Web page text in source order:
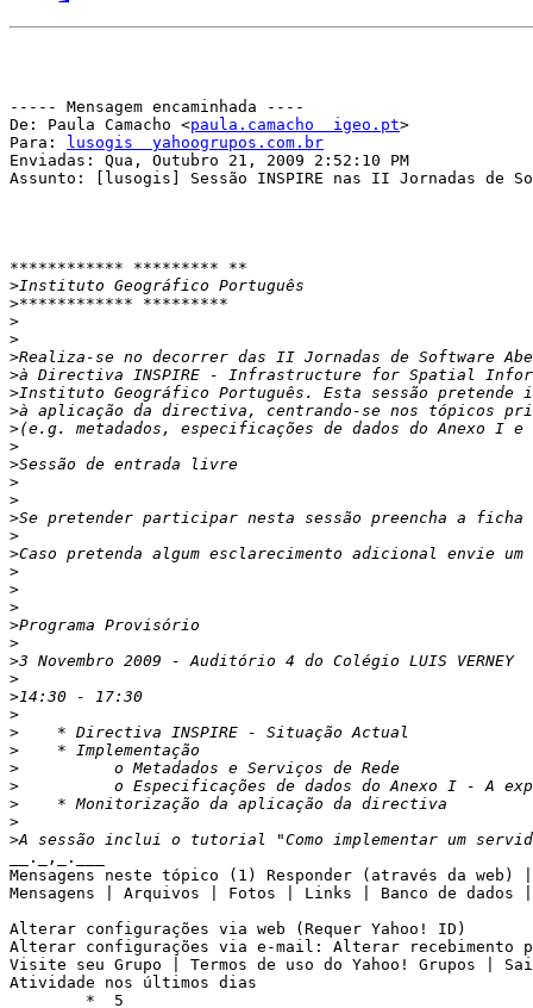
----- Mensagem encaminhada ----
De: Paula Camacho <paula.camacho  igeo.pt>
Para:
lusogis  yahoogrupos.com.br
Enviadas: Qua, Outubro 21, 2009 2:52:10 PM
Assunto: [lusogis] Sessão INSPIRE nas II Jornadas de
************ ********* **
>
>
>
>
>Realiza-se no decorrer das II Jornadas de Software
>
>
>
>
>
>
>
>
>Se pretender participar nesta sessão preencha a
>
>Caso pretenda algum esclarecimento adicional envie
>
>
>
>
>
>
>
>
>
>
>
>
>
>
>
>
__._,_.___
Mensagens neste tópico (1) Responder (através da
Mensagens | Arquivos | Fotos | Links | Banco de dados
Alterar configurações via web (Requer Yahoo! ID)
Alterar configurações via e-mail: Alterar
Visite seu Grupo | Termos de uso do Yahoo! Grupos |
Atividade nos últimos dias